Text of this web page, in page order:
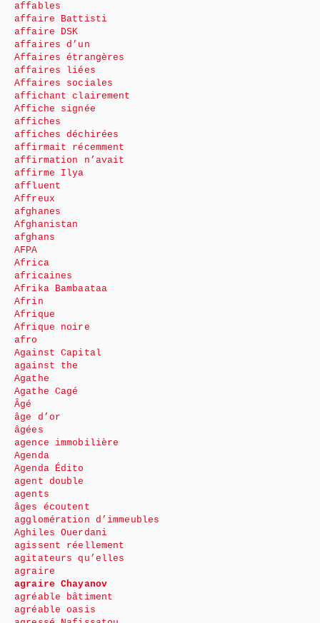
affables
affaire Battisti
affaire DSK
affaires d’un
Affaires étrangères
affaires liées
Affaires sociales
affichant clairement
Affiche signée
affiches
affiches déchirées
affirmait récemment
affirmation n’avait
affirme Ilya
affluent
Affreux
afghanes
Afghanistan
afghans
AFPA
Africa
africaines
Afrika Bambaataa
Afrin
Afrique
Afrique noire
afro
Against Capital
against the
Agathe
Agathe Cagé
Âgé
âge d’or
âgées
agence immobilière
Agenda
Agenda Édito
agent double
agents
âges écoutent
agglomération d’immeubles
Aghiles Ouerdani
agissent réellement
agitateurs qu’elles
agraire
agraire Chayanov
agréable bâtiment
agréable oasis